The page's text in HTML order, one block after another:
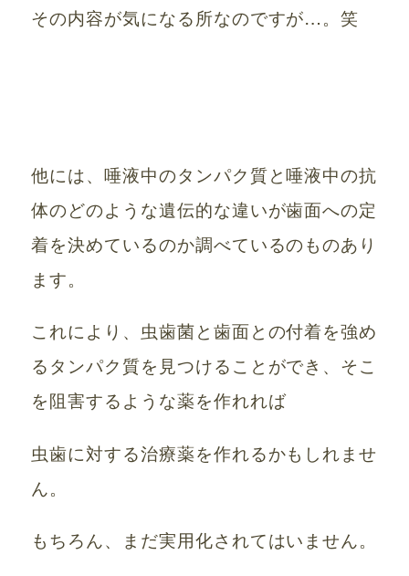
その内容が気になる所なのですが…。笑
他には、唾液中のタンパク質と唾液中の抗
体のどのような遺伝的な違いが歯面への定
着を決めているのか調べているのものあり
ます。
これにより、虫歯菌と歯面との付着を強め
るタンパク質を見つけることができ、そこ
を阻害するような薬を作れれば
虫歯に対する治療薬を作れるかもしれませ
ん。
もちろん、まだ実用化されてはいません。